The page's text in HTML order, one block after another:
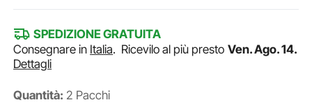
SPEDIZIONE GRATUITA
Consegnare in Italia. Ricevilo al più presto Ven. Ago. 14.
Dettagli
Quantità: 2 Pacchi